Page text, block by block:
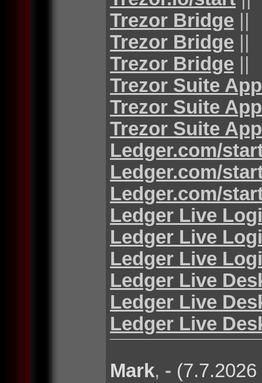
Trezor Bridge ||
Trezor Bridge ||
Trezor Bridge ||
Trezor Suite App
Trezor Suite App
Trezor Suite App
Ledger.com/
Ledger.com/
Ledger.com/
Ledger Live
Ledger Live
Ledger Live
Ledger Live
Ledger Live
Ledger Live
Mark, -